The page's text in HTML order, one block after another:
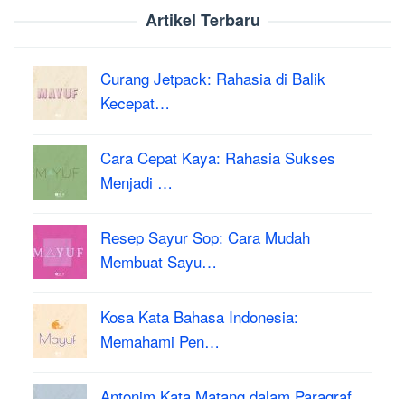
Artikel Terbaru
Curang Jetpack: Rahasia di Balik
Kecepat…
Cara Cepat Kaya: Rahasia Sukses
Menjadi …
Resep Sayur Sop: Cara Mudah
Membuat Sayu…
Kosa Kata Bahasa Indonesia:
Memahami Pen…